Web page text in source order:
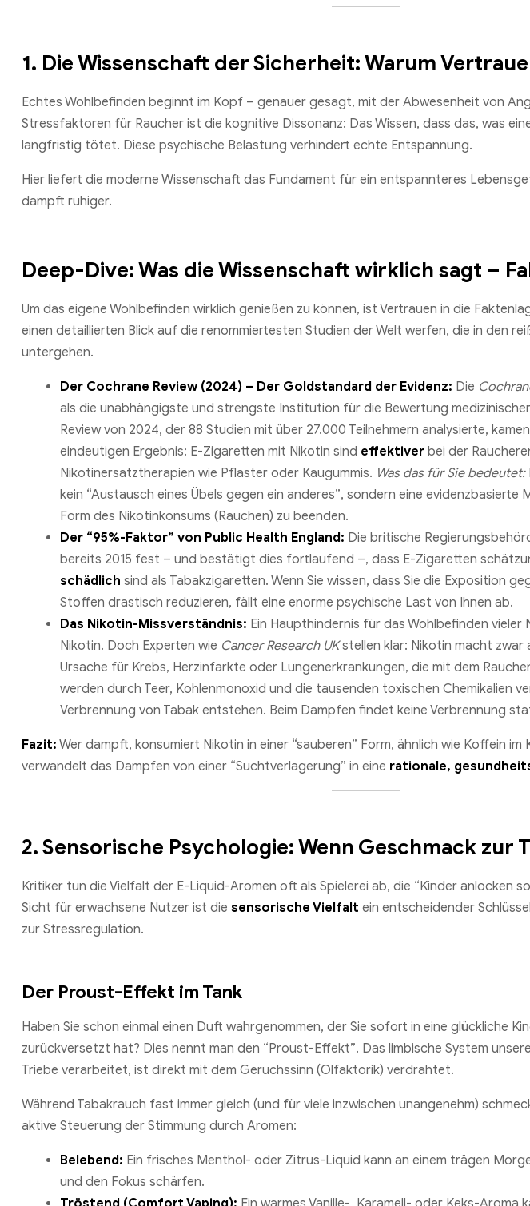
1. Die Wissenschaft der Sicherheit: Warum
Echtes Wohlbefinden beginnt im Kopf – genauer gesagt, mit der Abwesenheit von
Stressfaktoren für Raucher ist die kognitive Dissonanz: Das Wissen, dass das, was
langfristig tötet. Diese psychische Belastung verhindert echte Entspannung.
Hier liefert die moderne Wissenschaft das Fundament für ein entspannteres
dampft ruhiger.
Deep-Dive: Was die Wissenschaft wirklich sagt –
Um das eigene Wohlbefinden wirklich genießen zu können, ist Vertrauen in die
einen detaillierten Blick auf die renommiertesten Studien der Welt werfen, die in den
untergehen.
Der Cochrane Review (2024) – Der Goldstandard der Evidenz: Die
als die unabhängigste und strengste Institution für die Bewertung
Review von 2024, der 88 Studien mit über 27.000 Teilnehmern analysierte,
eindeutigen Ergebnis: E-Zigaretten mit Nikotin sind effektiver bei der
Nikotinersatztherapien wie Pflaster oder Kaugummis. Was das für Sie bedeutet:
kein “Austausch eines Übels gegen ein anderes”, sondern eine evidenzbasierte
Form des Nikotinkonsums (Rauchen) zu beenden.
Der “95%-Faktor” von Public Health England: Die britische
bereits 2015 fest – und bestätigt dies fortlaufend –, dass E-Zigaretten
schädlich sind als Tabakzigaretten. Wenn Sie wissen, dass Sie die Exposition
Stoffen drastisch reduzieren, fällt eine enorme psychische Last von Ihnen ab.
Das Nikotin-Missverständnis: Ein Haupthindernis für das Wohlbefinden
Nikotin. Doch Experten wie Cancer Research UKstellen klar: Nikotin macht zwar
Ursache für Krebs, Herzinfarkte oder Lungenerkrankungen, die mit dem
werden durch Teer, Kohlenmonoxid und die tausenden toxischen Chemikalien
Verbrennung von Tabak entstehen. Beim Dampfen findet keine Verbrennung
Fazit: Wer dampft, konsumiert Nikotin in einer “sauberen” Form, ähnlich wie Koffein im
verwandelt das Dampfen von einer “Suchtverlagerung” in eine rationale,
2. Sensorische Psychologie: Wenn Geschmack zur
Kritiker tun die Vielfalt der E-Liquid-Aromen oft als Spielerei ab, die “Kinder anlocken
Sicht für erwachsene Nutzer ist die sensorische Vielfalt ein entscheidender
zur Stressregulation.
Der Proust-Effekt im Tank
Haben Sie schon einmal einen Duft wahrgenommen, der Sie sofort in eine glückliche
zurückversetzt hat? Dies nennt man den “Proust-Effekt”. Das limbische System
Triebe verarbeitet, ist direkt mit dem Geruchssinn (Olfaktorik) verdrahtet.
Während Tabakrauch fast immer gleich (und für viele inzwischen unangenehm)
aktive Steuerung der Stimmung durch Aromen:
Belebend: Ein frisches Menthol- oder Zitrus-Liquid kann an einem trägen
und den Fokus schärfen.